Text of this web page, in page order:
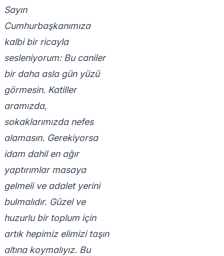
Sayın
Cumhurbaşkanımıza
kalbi bir ricayla
sesleniyorum: Bu caniler
bir daha asla gün yüzü
görmesin. Katiller
aramızda,
sokaklarımızda nefes
alamasın. Gerekiyorsa
idam dahil en ağır
yaptırımlar masaya
gelmeli ve adalet yerini
bulmalıdır. Güzel ve
huzurlu bir toplum için
artık hepimiz elimizi taşın
altına koymalıyız. Bu